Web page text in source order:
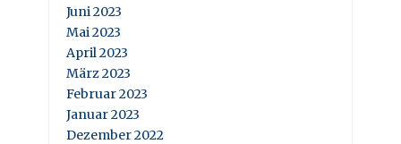
Juni 2023
Mai 2023
April 2023
März 2023
Februar 2023
Januar 2023
Dezember 2022